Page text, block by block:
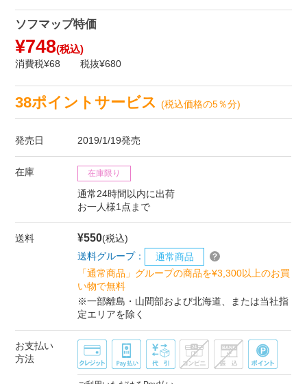
ソフマップ特価
¥748(税込)
消費税¥68 税抜¥680
38ポイントサービス(税込価格の5％分)
発売日 2019/1/19発売
在庫 在庫限り
通常24時間以内に出荷
お一人様1点まで
送料 ¥550(税込)
送料グループ：
通常商品
「通常商品」グループの商品を¥3,300以上のお買
い物で無料
※一部離島・山間部および北海道、または当社指
定エリアを除く
お支払い
方法